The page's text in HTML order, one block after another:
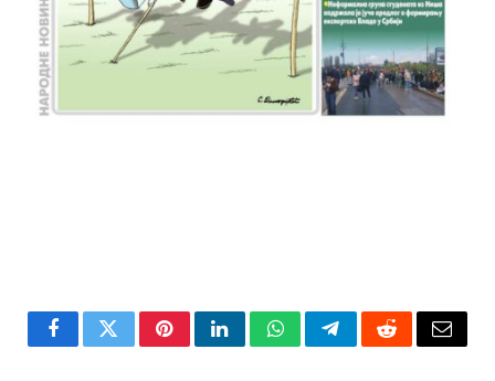
FacebookTwitterPinterestLinkedInWhatsAppTelegramRedditEmail